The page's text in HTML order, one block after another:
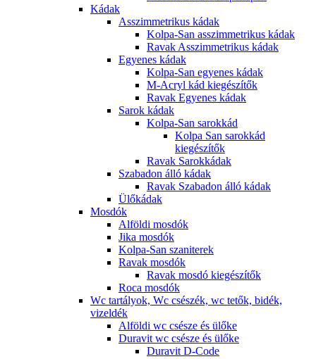
Kádak
Asszimmetrikus kádak
Kolpa-San asszimmetrikus kádak
Ravak Asszimmetrikus kádak
Egyenes kádak
Kolpa-San egyenes kádak
M-Acryl kád kiegészítők
Ravak Egyenes kádak
Sarok kádak
Kolpa-San sarokkád
Kolpa San sarokkád
kiegészítők
Ravak Sarokkádak
Szabadon álló kádak
Ravak Szabadon álló kádak
Ülőkádak
Mosdók
Alföldi mosdók
Jika mosdók
Kolpa-San szaniterek
Ravak mosdók
Ravak mosdó kiegészítők
Roca mosdók
Wc tartályok, Wc csészék, wc tetők, bidék,
vizeldék
Alföldi wc csésze és ülőke
Duravit wc csésze és ülőke
Duravit D-Code